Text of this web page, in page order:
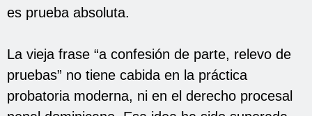
es prueba absoluta.
La vieja frase “a confesión de parte, relevo de
pruebas” no tiene cabida en la práctica
probatoria moderna, ni en el derecho procesal